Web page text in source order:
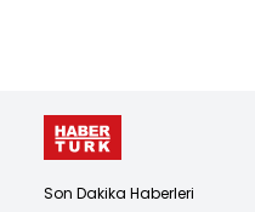
Son Dakika Haberleri